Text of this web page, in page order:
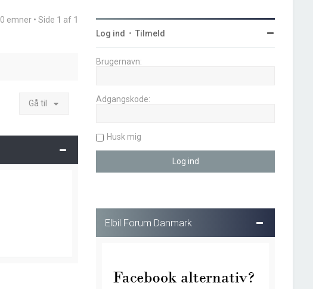
0 emner • Side 1 af 1
Gå til
Log ind •Tilmeld
Brugernavn:
Adgangskode:
Husk mig
Elbil Forum Danmark